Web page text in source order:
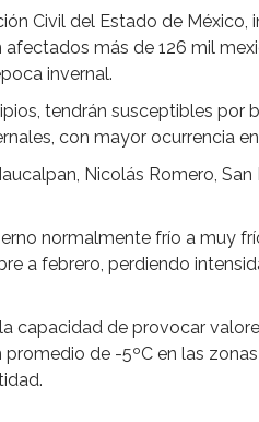
Civil del Estado de México,
más de 126 mil
invernal.
tendrán susceptibles por
con mayor ocurrencia
Nicolás Romero,
normalmente frío a muy
a febrero, perdiendo
capacidad de provocar
de -5ºC en las